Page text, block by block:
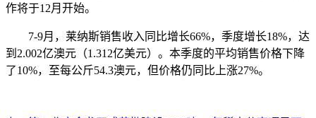
作将于12月开始。
7-9月，莱纳斯销售收入同比增长66%，季度增长18%，达
到2.002亿澳元（1.312亿美元）。本季度的平均销售价格下降
了10%，至每公斤54.3澳元，但价格仍同比上涨27%。